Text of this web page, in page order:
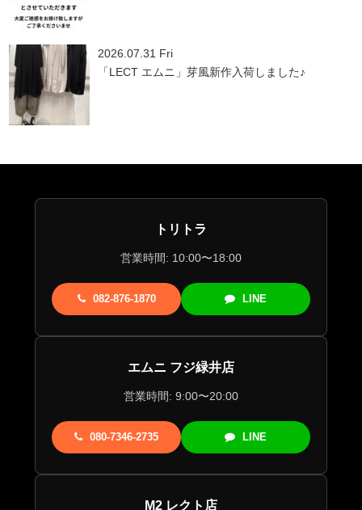
2026.07.31 Fri
「LECT エムニ」芽風新作入荷しました♪
トリトラ
営業時間: 10:00〜18:00
082-876-1870 LINE
エムニ フジ緑井店
営業時間: 9:00〜20:00
080-7346-2735 LINE
M2 レクト店